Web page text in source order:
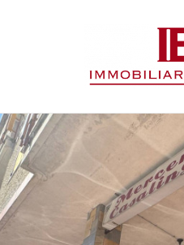
IMMOBILI
CONTATTI
Contratto
Qualsiasi